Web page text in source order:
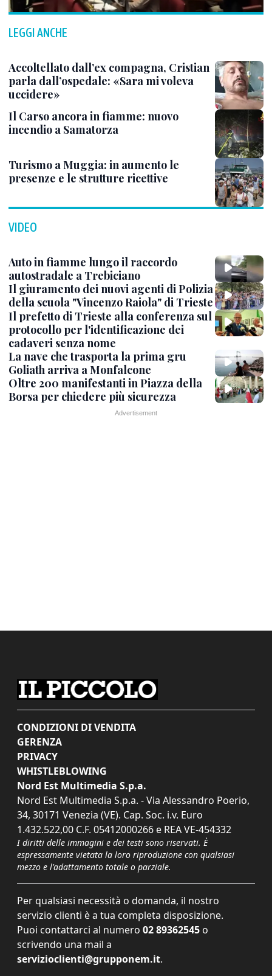
LEGGI ANCHE
Accoltellato dall’ex compagna, Cristian
parla dall’ospedale: «Sara mi voleva
uccidere»
Il Carso ancora in fiamme: nuovo
incendio a Samatorza
Turismo a Muggia: in aumento le
presenze e le strutture ricettive
VIDEO
Auto in fiamme lungo il raccordo
autostradale a Trebiciano
Il giuramento dei nuovi agenti di Polizia
della scuola "Vincenzo Raiola" di Trieste
Il prefetto di Trieste alla conferenza sul
protocollo per l'identificazione dei
cadaveri senza nome
La nave che trasporta la prima gru
Goliath arriva a Monfalcone
Oltre 200 manifestanti in Piazza della
Borsa per chiedere più sicurezza
CONDIZIONI DI VENDITA
GERENZA
PRIVACY
WHISTLEBLOWING
Nord Est Multimedia S.p.a.
Nord Est Multimedia S.p.a. - Via Alessandro Poerio,
34, 30171 Venezia (VE). Cap. Soc. i.v. Euro
1.432.522,00 C.F. 05412000266 e REA VE-454332
I diritti delle immagini e dei testi sono riservati. È
espressamente vietata la loro riproduzione con qualsiasi
mezzo e l'adattamento totale o parziale.
Per qualsiasi necessità o domanda, il nostro
servizio clienti è a tua completa disposizione.
Puoi contattarci al numero 02 89362545 o
scrivendo una mail a
servizioclienti@grupponem.it.